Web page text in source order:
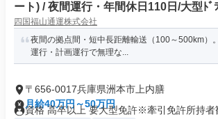
ート) / 夜間運行・年間休日110日/大型ﾄﾞ
間幹線便(正社員)
四国福山通運株式会社
夜間の拠点間・短中長距離輸送（100～500km）
運行・計画運行で無理な...
〒656-0017兵庫県洲本市上内膳
月給40万円～50万円
資格 高卒以上 要大型免許※牽引免許所持者